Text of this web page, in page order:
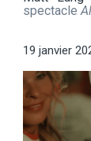
spectacle
19 janvier